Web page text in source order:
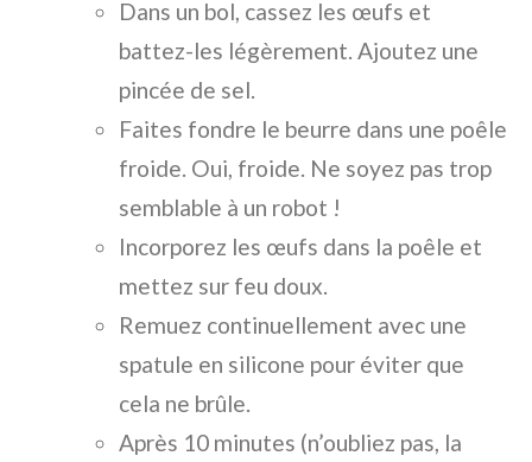
Dans un bol, cassez les œufs et
battez-les légèrement. Ajoutez une
pincée de sel.
Faites fondre le beurre dans une poêle
froide. Oui, froide. Ne soyez pas trop
semblable à un robot !
Incorporez les œufs dans la poêle et
mettez sur feu doux.
Remuez continuellement avec une
spatule en silicone pour éviter que
cela ne brûle.
Après 10 minutes (n’oubliez pas, la